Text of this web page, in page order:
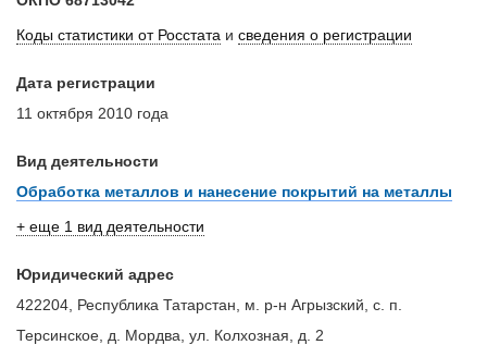
Коды статистики от Росстата и сведения о регистрации
Дата регистрации
11 октября 2010 года
Вид деятельности
Обработка металлов и нанесение покрытий на металлы
+ еще 1 вид деятельности
Юридический адрес
422204, Республика Татарстан, м. р-н Агрызский, с. п.
Терсинское, д. Мордва, ул. Колхозная, д. 2